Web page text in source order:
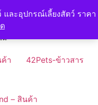
ละอุปกรณ์เลี้ยงสัตว์ ราคา
ณ์
า
42Pets-ข้าวสาร
– สินค้า